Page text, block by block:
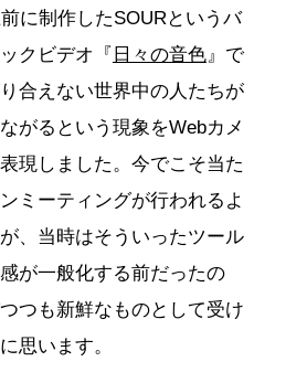
に制作したSOURというバ
クビデオ『 日々の音色』で
合えない世界中の人たちが
がるという現象をWebカメ
現しました。今でこそ当た
ミーティングが行われるよ
、当時はそういったツール
が一般化する前だったの
つも新鮮なものとして受け
思います。